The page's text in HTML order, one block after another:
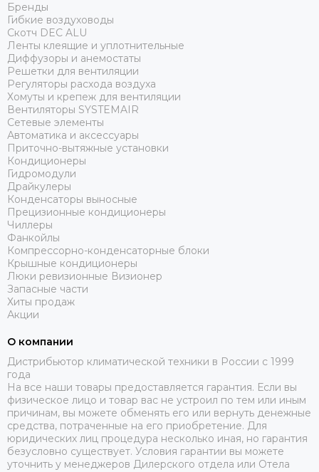
Бренды
Гибкие воздуховоды
Скотч DEC ALU
Ленты клеящие и уплотнительные
Диффузоры и анемостаты
Решетки для вентиляции
Регуляторы расхода воздуха
Хомуты и крепеж для вентиляции
Вентиляторы SYSTEMAIR
Сетевые элементы
Автоматика и аксессуары
Приточно-вытяжные установки
Кондиционеры
Гидромодули
Драйкулеры
Конденсаторы выносные
Прецизионные кондиционеры
Чиллеры
Фанкойлы
Компрессорно-конденсаторные блоки
Крышные кондиционеры
Люки ревизионные Визионер
Запасные части
Хиты продаж
Акции
О компании
Дистрибьютор климатической техники в России с 1999
года
На все наши товары предоставляется гарантия. Если вы
физическое лицо и товар вас не устроил по тем или иным
причинам, вы можете обменять его или вернуть денежные
средства, потраченные на его приобретение. Для
юридических лиц процедура несколько иная, но гарантия
безусловно существует. Условия гарантии вы можете
уточнить у менеджеров Дилерского отдела или Отела